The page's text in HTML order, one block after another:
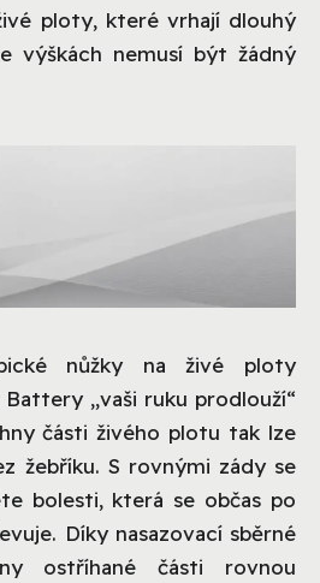
ploty, které vrhají dlouhý
výškách nemusí být žádný
nůžky na živé ploty
„vaši ruku prodlouží“
části živého plotu tak lze
žebříku. S rovnými zády se
bolesti, která se občas po
Díky nasazovací sběrné
ostříhané části rovnou